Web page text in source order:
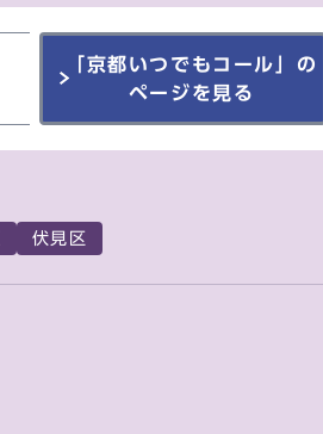
「京都いつでもコール」の
ページを見る
伏見区